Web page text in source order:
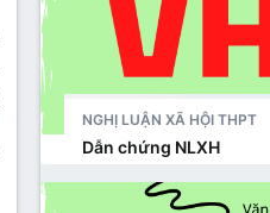
NGHỊ LUẬN XÃ HỘI THPT
Dẫn chứng NLXH